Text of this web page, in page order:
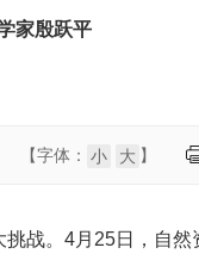
家殷跃平
【字体： 小 大 】
战。4月25日，自